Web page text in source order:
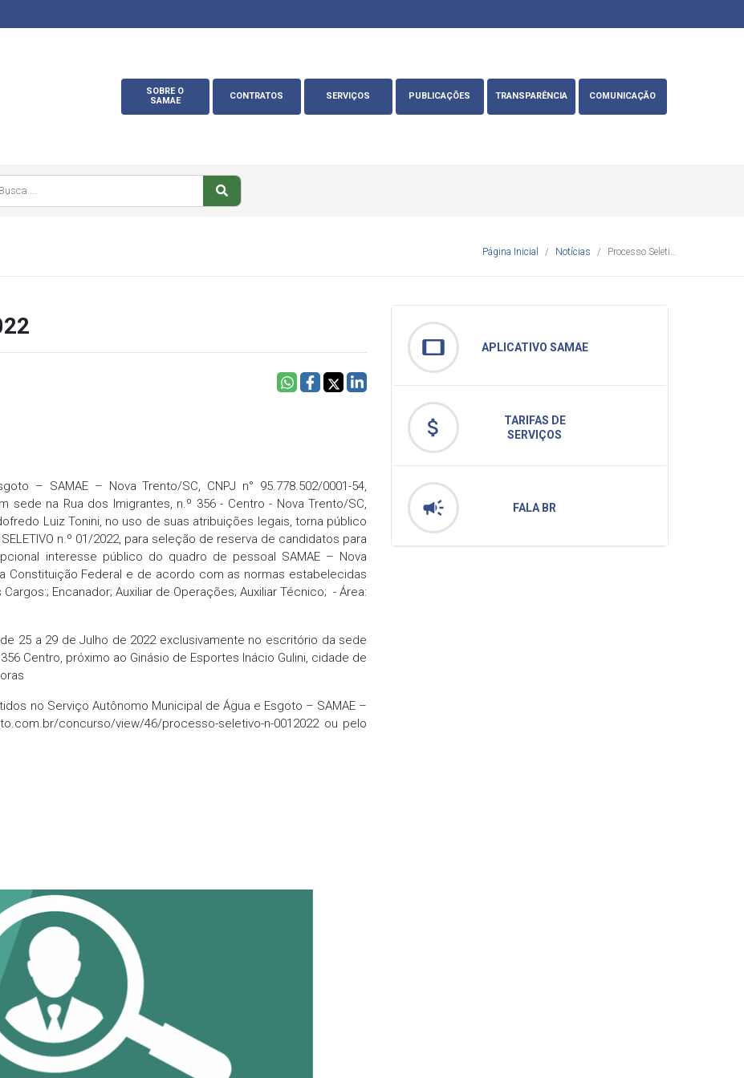
SOBRE O
SAMAE
CONTRATOS SERVIÇOS PUBLICAÇÕES TRANSPARÊNCIA COMUNICAÇÃO
Página Inicial Notícias Processo Seletivo 001/2022
– SAMAE – Nova Trento/SC, CNPJ n° 95.778.502/0001-54,
sede na Rua dos Imigrantes, n.º 356 - Centro - Nova Trento/SC,
Luiz Tonini, no uso de suas atribuições legais, torna público
n.º 01/2022, para seleção de reserva de candidatos para
interesse público do quadro de pessoal SAMAE – Nova
Constituição Federal e de acordo com as normas estabelecidas
Encanador; Auxiliar de Operações; Auxiliar Técnico; - Área:
25 a 29 de Julho de 2022 exclusivamente no escritório da sede
Centro, próximo ao Ginásio de Esportes Inácio Gulini, cidade de
no Serviço Autônomo Municipal de Água e Esgoto – SAMAE –
concurso/view/46/processo-seletivo-n-0012022 ou pelo
tablet APLICATIVO SAMAE
attach_money
TARIFAS DE
SERVIÇOS
campaign FALA BR